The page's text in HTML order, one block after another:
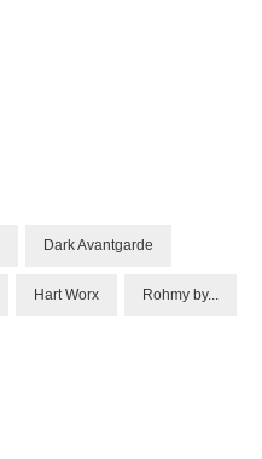
Dark Avantgarde
Hart Worx Rohmy by...